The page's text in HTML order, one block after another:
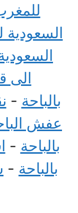
السعودية
الى
بالباحة -
عفش
بالباحة -
بالباحة -